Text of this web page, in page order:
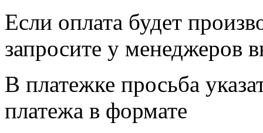
Если оплата будет
запросите у менеджеров
В платежке просьба
платежа в формате